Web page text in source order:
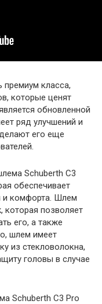
класса,
которые ценят
обновленной
ряд улучшений и
его еще
Schuberth C3
обеспечивает
и комфорта. Шлем
которая позволяет
его, а также
шлем имеет
из стекловолокна,
головы в случае
Schuberth C3 Pro